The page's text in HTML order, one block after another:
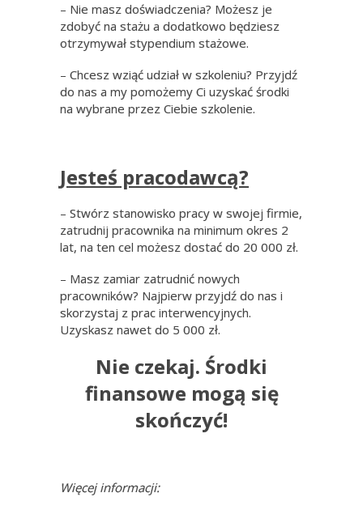
– Nie masz doświadczenia? Możesz je
zdobyć na stażu a dodatkowo będziesz
otrzymywał stypendium stażowe.
– Chcesz wziąć udział w szkoleniu? Przyjdź
do nas a my pomożemy Ci uzyskać środki
na wybrane przez Ciebie szkolenie.
Jesteś pracodawcą?
– Stwórz stanowisko pracy w swojej firmie,
zatrudnij pracownika na minimum okres 2
lat, na ten cel możesz dostać do 20 000 zł.
– Masz zamiar zatrudnić nowych
pracowników? Najpierw przyjdź do nas i
skorzystaj z prac interwencyjnych.
Uzyskasz nawet do 5 000 zł.
Nie czekaj. Środki
finansowe mogą się
skończyć!
Więcej informacji: